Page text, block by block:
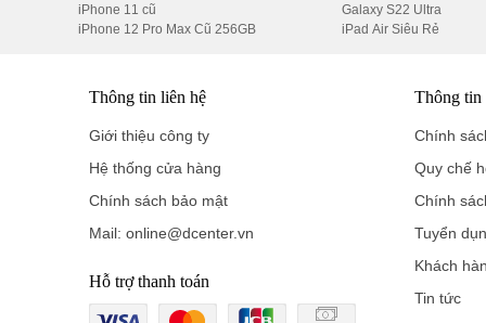
iPhone 11 cũ
iPhone 12 Pro Max Cũ 256GB
Galaxy S22 Ultra
iPad Air Siêu Rẻ
Thông tin liên hệ
Giới thiệu công ty
Hệ thống cửa hàng
Chính sách bảo mật
Mail: online@dcenter.vn
Hỗ trợ thanh toán
Thông tin
Chính
Quy chế
Chính
Tuyển
Khách
Tin tức